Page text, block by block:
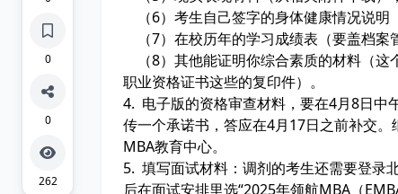
（6）考生自己签字的身体健康情况说明
（7）在校历年的学习成绩表（要盖档案
（8）其他能证明你综合素质的材料（这
职业资格证书这些的复印件）。
4. 电子版的资格审查材料，要在4月8日中
传一个承诺书，答应在4月17日之前补交
MBA教育中心。
5. 填写面试材料：调剂的考生还需要登录
后在面试安排里选“2025年领航MBA（
0
0
262